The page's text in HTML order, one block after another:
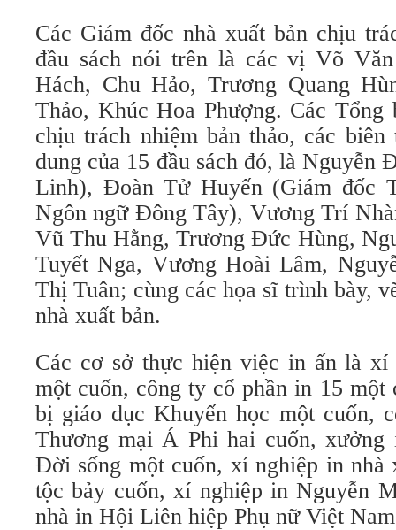
Các Giám đốc nhà xuất bản chịu
đầu sách nói trên là các vị Võ
Hách, Chu Hảo, Trương Quang
Thảo, Khúc Hoa Phượng. Các Tổng
chịu trách nhiệm bản thảo, các
dung của 15 đầu sách đó, là Nguyễn
Linh), Đoàn Tử Huyến (Giám đốc
Ngôn ngữ Đông Tây), Vương Trí
Vũ Thu Hằng, Trương Đức Hùng,
Tuyết Nga, Vương Hoài Lâm,
Thị Tuân; cùng các họa sĩ trình bày,
nhà xuất bản.
Các cơ sở thực hiện việc in ấn là
một cuốn, công ty cổ phần in 15
bị giáo dục Khuyến học một cuốn,
Thương mại Á Phi hai cuốn,
Đời sống một cuốn, xí nghiệp in nhà
tộc bảy cuốn, xí nghiệp in Nguyễn
nhà in Hội Liên hiệp Phụ nữ Việt